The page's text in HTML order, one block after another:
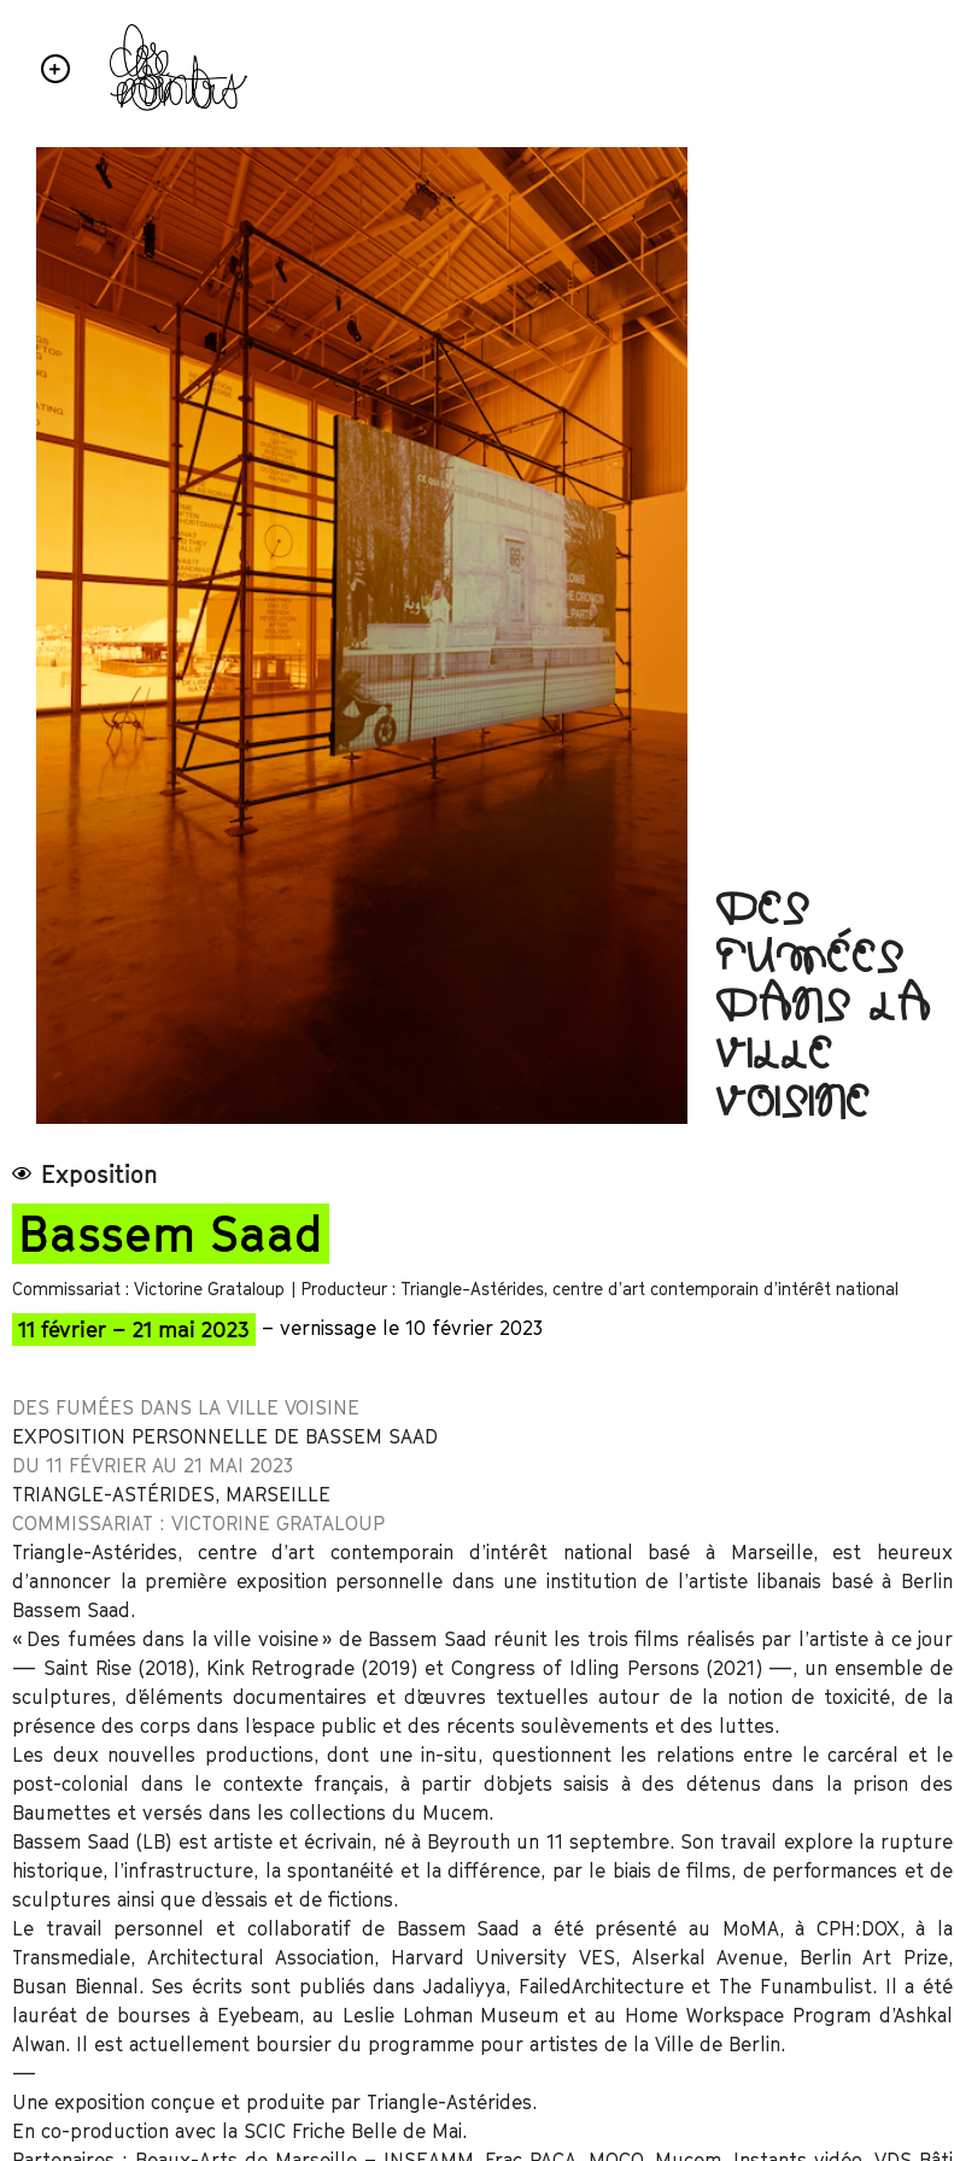
DES
FUMÉES
DANS LA
VILLE
VOISINE
Exposition
Bassem Saad
Commissariat : Victorine Grataloup | Producteur : Triangle-Astérides, centre d’art contemporain d’intérêt national
11 février – 21 mai 2023 – vernissage le 10 février 2023
DES FUMÉES DANS LA VILLE VOISINE
EXPOSITION PERSONNELLE DE BASSEM SAAD
DU 11 FÉVRIER AU 21 MAI 2023
TRIANGLE-ASTÉRIDES, MARSEILLE
COMMISSARIAT : VICTORINE GRATALOUP
Triangle-Astérides, centre d’art contemporain d’intérêt national basé à Marseille, est heureux
d’annoncer la première exposition personnelle dans une institution de l’artiste libanais basé à Berlin
Bassem Saad.
« Des fumées dans la ville voisine » de Bassem Saad réunit les trois films réalisés par l’artiste à ce jour
— Saint Rise (2018), Kink Retrograde (2019) et Congress of Idling Persons (2021) —, un ensemble de
sculptures, d’éléments documentaires et d’œuvres textuelles autour de la notion de toxicité, de la
présence des corps dans l’espace public et des récents soulèvements et des luttes.
Les deux nouvelles productions, dont une in-situ, questionnent les relations entre le carcéral et le
post-colonial dans le contexte français, à partir d’objets saisis à des détenus dans la prison des
Baumettes et versés dans les collections du Mucem.
Bassem Saad (LB) est artiste et écrivain, né à Beyrouth un 11 septembre. Son travail explore la rupture
historique, l’infrastructure, la spontanéité et la différence, par le biais de films, de performances et de
sculptures ainsi que d’essais et de fictions.
Le travail personnel et collaboratif de Bassem Saad a été présenté au MoMA, à CPH:DOX, à la
Transmediale, Architectural Association, Harvard University VES, Alserkal Avenue, Berlin Art Prize,
Busan Biennal. Ses écrits sont publiés dans Jadaliyya, FailedArchitecture et The Funambulist. Il a été
lauréat de bourses à Eyebeam, au Leslie Lohman Museum et au Home Workspace Program d’Ashkal
Alwan. Il est actuellement boursier du programme pour artistes de la Ville de Berlin.
—
Une exposition conçue et produite par Triangle-Astérides.
En co-production avec la SCIC Friche Belle de Mai.